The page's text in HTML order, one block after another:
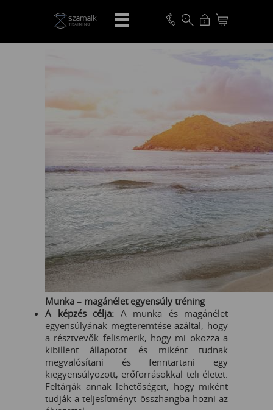
VISSZA
Munka – magánélet egyensúly tréning
A képzés célja: A munka és magánélet
egyensúlyának megteremtése azáltal, hogy
a résztvevők felismerik, hogy mi okozza a
kibillent állapotot és miként tudnak
megvalósítani és fenntartani egy
kiegyensúlyozott, erőforrásokkal teli életet.
Feltárják annak lehetőségeit, hogy miként
tudják a teljesítményt összhangba hozni az